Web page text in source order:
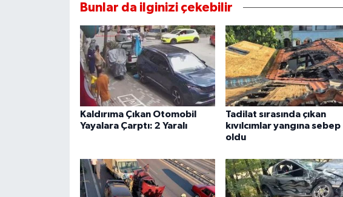
Bunlar da ilginizi çekebilir
Kaldırıma Çıkan Otomobil
Yayalara Çarptı: 2 Yaralı
Tadilat sırasında çıkan
kıvılcımlar yangına sebep
oldu